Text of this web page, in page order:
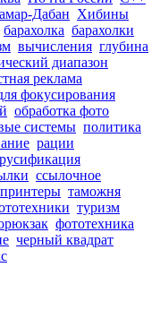
Дабан Хибины
барахолка барахолки
вычисления глубина
диапазон
реклама
фокусирования
обработка фото
системы политика
рации
русификация
ссылочное
таможня
туризм
фототехника
черный квадрат